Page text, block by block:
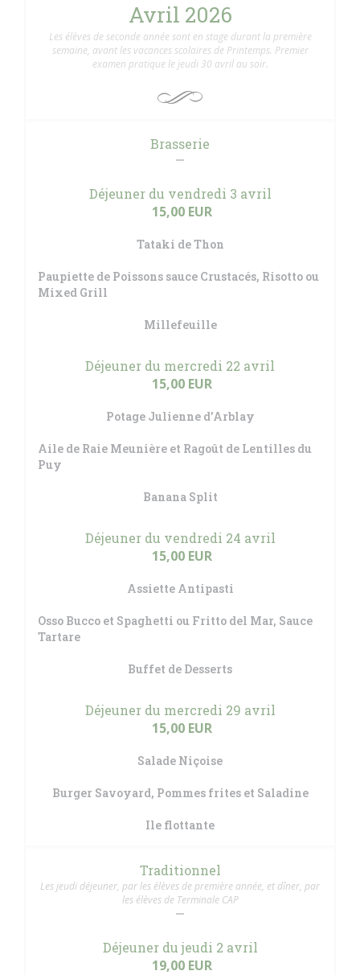
Avril 2026
Les élèves de seconde année sont en stage durant la première
semaine, avant les vacances scolaires de Printemps. Premier
examen pratique le jeudi 30 avril au soir.
Brasserie
Déjeuner du vendredi 3 avril
15,00 EUR
Tataki de Thon
Paupiette de Poissons sauce Crustacés, Risotto ou
Mixed Grill
Millefeuille
Déjeuner du mercredi 22 avril
15,00 EUR
Potage Julienne d'Arblay
Aile de Raie Meunière et Ragoût de Lentilles du
Puy
Banana Split
Déjeuner du vendredi 24 avril
15,00 EUR
Assiette Antipasti
Osso Bucco et Spaghetti ou Fritto del Mar, Sauce
Tartare
Buffet de Desserts
Déjeuner du mercredi 29 avril
15,00 EUR
Salade Niçoise
Burger Savoyard, Pommes frites et Saladine
Ile flottante
Traditionnel
Les jeudi déjeuner, par les élèves de première année, et dîner, par
les élèves de Terminale CAP
Déjeuner du jeudi 2 avril
19,00 EUR